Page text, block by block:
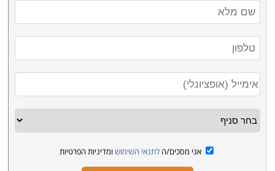
אני מסכים/ה לתנאי השימוש ומדיניות הפרטיות